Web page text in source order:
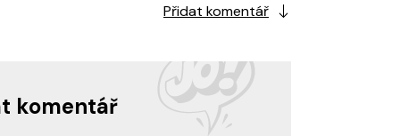
Přidat komentář
komentář